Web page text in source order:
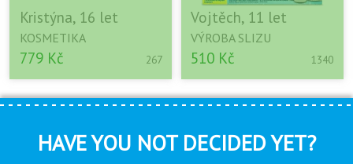
Kristýna, 16 let
KOSMETIKA
779 Kč 267
Vojtěch, 11 let
VÝROBA SLIZU
510 Kč 1340
HAVE YOU NOT DECIDED YET?